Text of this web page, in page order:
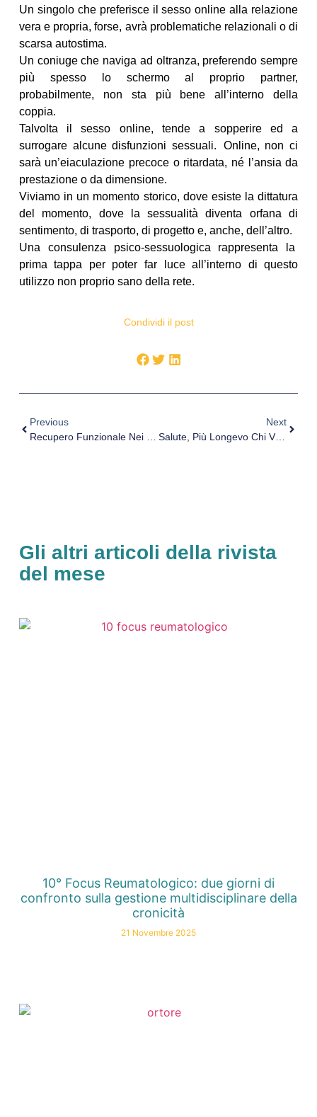
Un singolo che preferisce il sesso online alla relazione
vera e propria, forse, avrà problematiche relazionali o di
scarsa autostima.
Un coniuge che naviga ad oltranza, preferendo sempre
più spesso lo schermo al proprio partner,
probabilmente, non sta più bene all’interno della
coppia.
Talvolta il sesso online, tende a sopperire ed a
surrogare alcune disfunzioni sessuali. Online, non ci
sarà un’eiaculazione precoce o ritardata, né l’ansia da
prestazione o da dimensione.
Viviamo in un momento storico, dove esiste la dittatura
del momento, dove la sessualità diventa orfana di
sentimento, di trasporto, di progetto e, anche, dell’altro.
Una consulenza psico-sessuologica rappresenta la
prima tappa per poter far luce all’interno di questo
utilizzo non proprio sano della rete.
Condividi il post
Previous
Next
Salute, Più Longevo Chi Vive Al Nord E Chi È Più Istruito
Gli altri articoli della rivista
del mese
10° Focus Reumatologico: due giorni di
confronto sulla gestione multidisciplinare della
cronicità
21 Novembre 2025